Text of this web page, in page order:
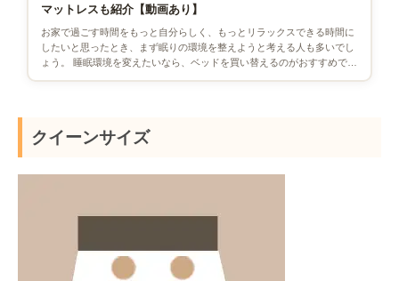
マットレスも紹介【動画あり】
お家で過ごす時間をもっと自分らしく、もっとリラックスできる時間に
したいと思ったとき、まず眠りの環境を整えようと考える人も多いでし
ょう。 睡眠環境を変えたいなら、ベッドを買い替えるのがおすすめで
クイーンサイズ